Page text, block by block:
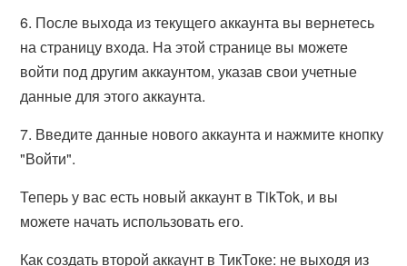
6. После выхода из текущего аккаунта вы вернетесь
на страницу входа. На этой странице вы можете
войти под другим аккаунтом, указав свои учетные
данные для этого аккаунта.
7. Введите данные нового аккаунта и нажмите кнопку
"Войти".
Теперь у вас есть новый аккаунт в TikTok, и вы
можете начать использовать его.
Как создать второй аккаунт в ТикТоке: не выходя из